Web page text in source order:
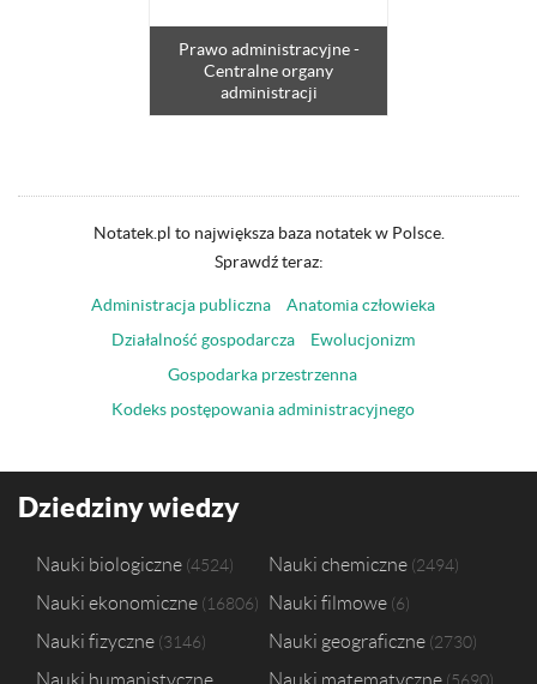
Prawo administracyjne -
Centralne organy
administracji
Notatek.pl to największa baza notatek w Polsce.
Sprawdź teraz:
Administracja publiczna
Anatomia człowieka
Działalność gospodarcza
Ewolucjonizm
Gospodarka przestrzenna
Kodeks postępowania administracyjnego
Dziedziny wiedzy
Nauki biologiczne 4524 Nauki chemiczne 2494
Nauki ekonomiczne 16806 Nauki filmowe 6
Nauki fizyczne 3146 Nauki geograficzne 2730
Nauki humanistyczne Nauki matematyczne